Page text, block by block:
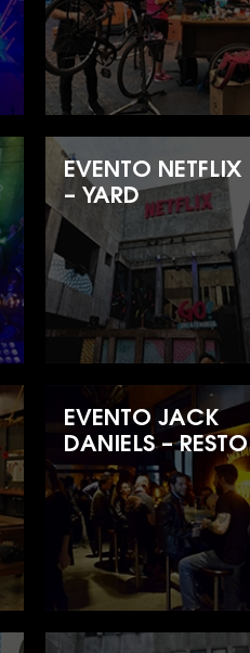
EVENTO NETFLIX
– YARD
EVENTO JACK
DANIELS – RESTO